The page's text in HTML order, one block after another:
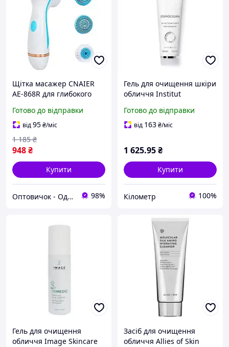
Щітка масажер CNAIER
AE-868R для глибокого
з 3 насадками Білий Хіт
продажу!
Готово до відправки
від95₴/міс
948₴
1 185 ₴
Купити
Оптовичок - Одеса 98%
Гель для очищення шкіри
обличчя Institut
Pure Cleansing Gel
Готово до відправки
від 163₴/міс
1 625.95₴
Купити
Кілометр 100%
Гель для очищення
обличчя Image Skincare
Засіб для очищення
обличчя Allies of Skin